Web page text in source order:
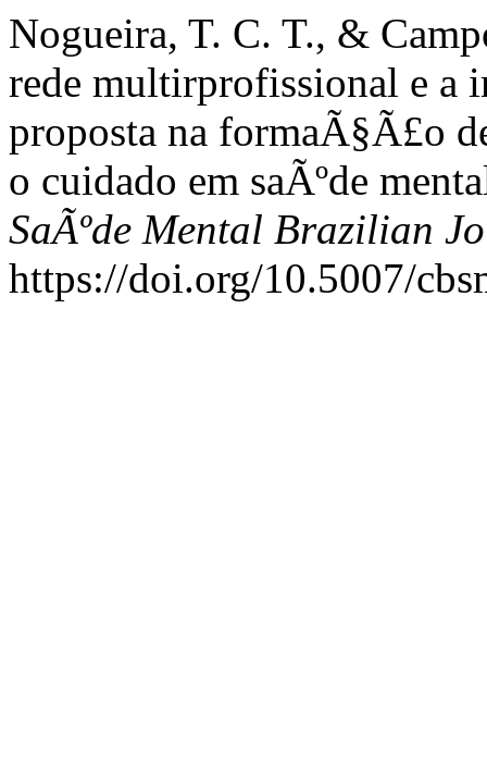
Nogueira, T. C. T., &
rede multirprofissional e a
proposta na formaÃ§Ã£o
o cuidado em saÃºde
SaÃºde Mental Brazilian
https://doi.org/10.5007/